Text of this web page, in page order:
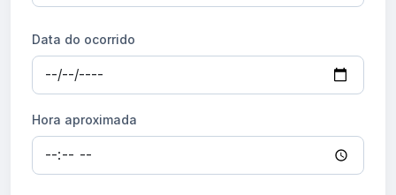
Data do ocorrido
Hora aproximada